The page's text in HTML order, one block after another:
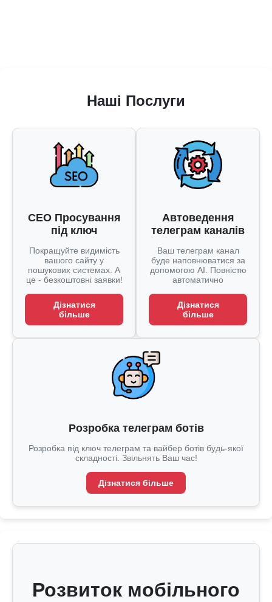
Наші Послуги
СЕО Просування
під ключ
Покращуйте видимість
вашого сайту у
пошукових системах. А
це - безкоштовні заявки!
Дізнатися
більше
Автоведення
телеграм каналів
Ваш телеграм канал
буде наповнюватися за
допомогою AI. Повністю
автоматично
Дізнатися
більше
Розробка телеграм ботів
Розробка під ключ телеграм та вайбер ботів будь-якої
складності. Звільнять Ваш час!
Дізнатися більше
Розвиток мобільного